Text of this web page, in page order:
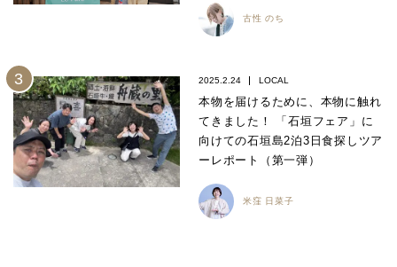
古性 のち
2025.2.24 LOCAL
本物を届けるために、本物に触れ
てきました！ 「石垣フェア」に
向けての石垣島2泊3日食探しツア
ーレポート（第一弾）
米窪 日菜子